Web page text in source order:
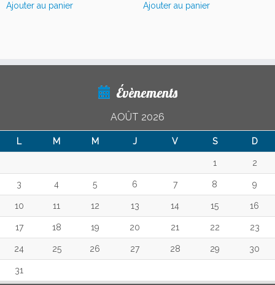
Ajouter au panier Ajouter au panier
Évènements
AOÛT 2026
L M M J V S D
1 2
3 4 5 6 7 8 9
10 11 12 13 14 15 16
17 18 19 20 21 22 23
24 25 26 27 28 29 30
31